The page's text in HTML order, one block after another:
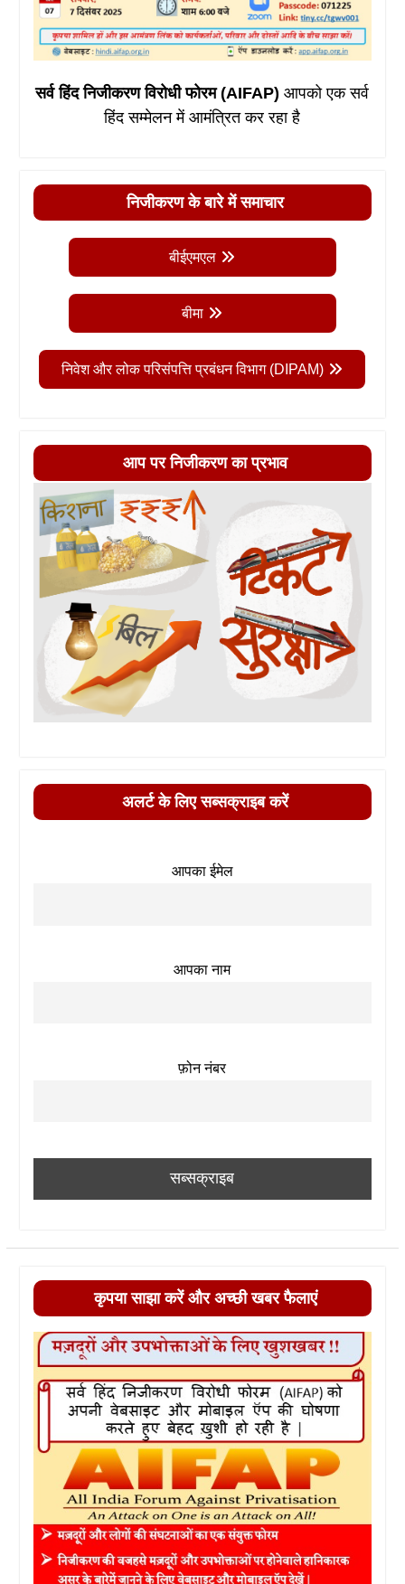
सर्व हिंद निजीकरण विरोधी फोरम (AIFAP)आपको एक सर्व
हिंद सम्मेलन में आमंत्रित कर रहा है
निजीकरण के बारे में समाचार
बीईएमएल
बीमा
निवेश और लोक परिसंपत्ति प्रबंधन विभाग (DIPAM)
आप पर निजीकरण का प्रभाव
अलर्ट के लिए सब्सक्राइब करें
आपका ईमेल
आपका नाम
फ़ोन नंबर
कृपया साझा करें और अच्छी खबर फैलाएं